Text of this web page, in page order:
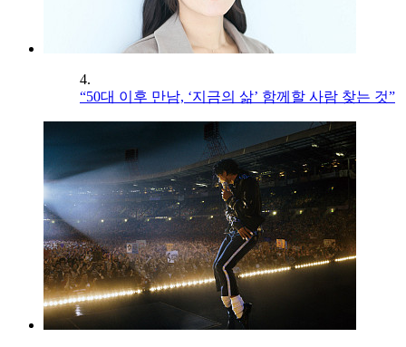
4.
“50대 이후 만남, ‘지금의 삶’ 함께할 사람 찾는 것”